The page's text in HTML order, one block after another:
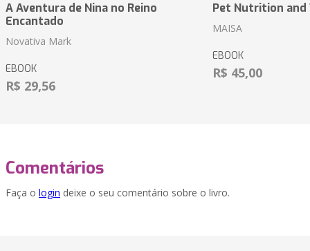
A Aventura de Nina no Reino
Encantado
Novativa Mark
EBOOK
R$ 29,56
Pet Nutrition and
MAISA
EBOOK
R$ 45,00
Comentários
Faça o login deixe o seu comentário sobre o livro.